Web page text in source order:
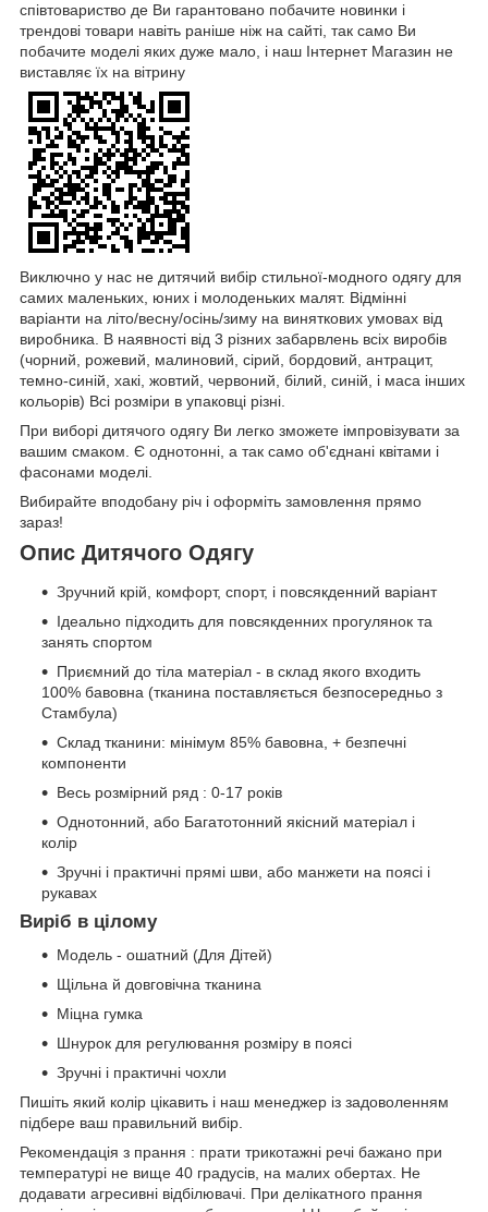
співтовариство де Ви гарантовано побачите новинки і
трендові товари навіть раніше ніж на сайті, так само Ви
побачите моделі яких дуже мало, і наш Інтернет Магазин не
виставляє їх на вітрину
Виключно у нас не дитячий вибір стильної-модного одягу для
самих маленьких, юних і молоденьких малят. Відмінні
варіанти на літо/весну/осінь/зиму на виняткових умовах від
виробника. В наявності від 3 різних забарвлень всіх виробів
(чорний, рожевий, малиновий, сірий, бордовий, антрацит,
темно-синій, хакі, жовтий, червоний, білий, синій, і маса інших
кольорів) Всі розміри в упаковці різні.
При виборі дитячого одягу Ви легко зможете імпровізувати за
вашим смаком. Є однотонні, а так само об'єднані квітами і
фасонами моделі.
Вибирайте вподобану річ і оформіть замовлення прямо
зараз!
Опис Дитячого Одягу
Зручний крій, комфорт, спорт, і повсякденний варіант
Ідеально підходить для повсякденних прогулянок та
занять спортом
Приємний до тіла матеріал - в склад якого входить
100% бавовна (тканина поставляється безпосередньо з
Стамбула)
Склад тканини: мінімум 85% бавовна, + безпечні
компоненти
Весь розмірний ряд : 0-17 років
Однотонний, або Багатотонний якісний матеріал і
колір
Зручні і практичні прямі шви, або манжети на поясі і
рукавах
Виріб в цілому
Модель - ошатний (Для Дітей)
Щільна й довговічна тканина
Міцна гумка
Шнурок для регулювання розміру в поясі
Зручні і практичні чохли
Пишіть який колір цікавить і наш менеджер із задоволенням
підбере ваш правильний вибір.
Рекомендація з прання : прати трикотажні речі бажано при
температурі не вище 40 градусів, на малих обертах. Не
додавати агресивні відбілювачі. При делікатного прання